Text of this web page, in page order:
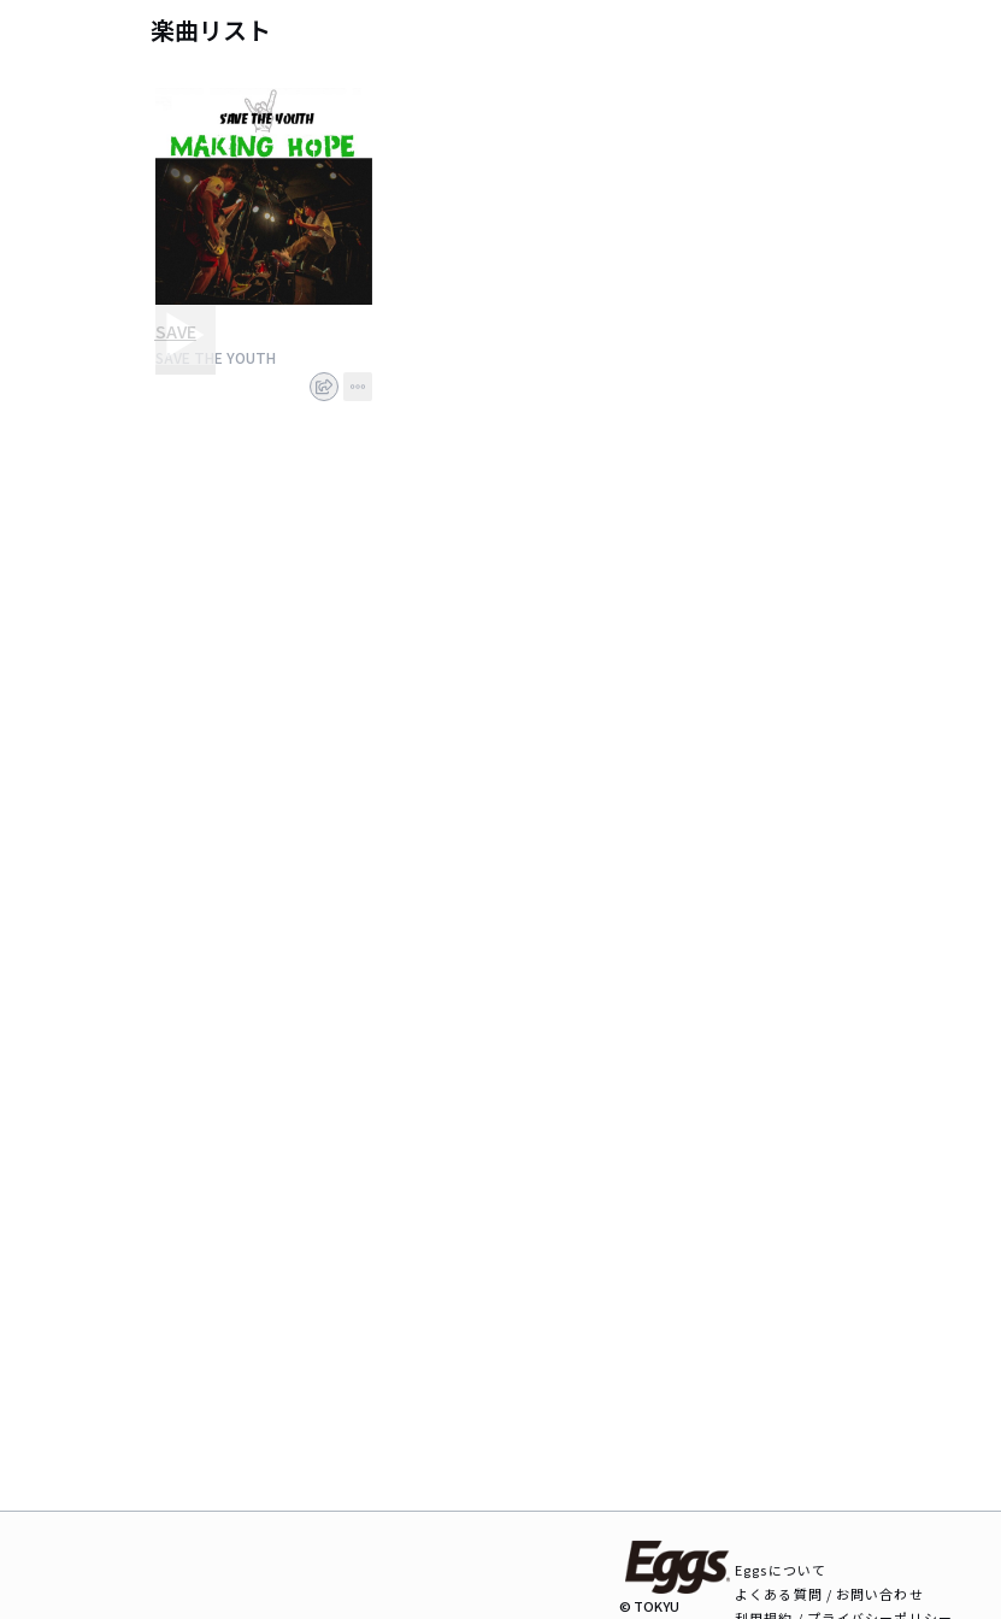
楽曲リスト
SAVE
SAVE THE YOUTH
© TOKYU
Eggsについて
よくある質問 / お問い合わせ